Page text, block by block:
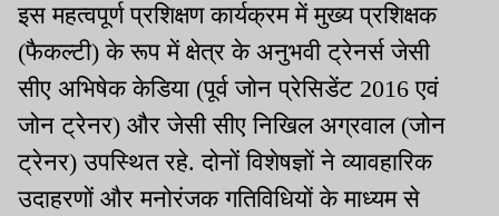
इस महत्वपूर्ण प्रशिक्षण कार्यक्रम में मुख्य प्रशिक्षक
(फैकल्टी) के रूप में क्षेत्र के अनुभवी ट्रेनर्स जेसी
सीए अभिषेक केडिया (पूर्व जोन प्रेसिडेंट 2016 एवं
जोन ट्रेनर) और जेसी सीए निखिल अग्रवाल (जोन
ट्रेनर) उपस्थित रहे. दोनों विशेषज्ञों ने व्यावहारिक
उदाहरणों और मनोरंजक गतिविधियों के माध्यम से